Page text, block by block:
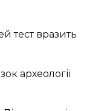
тест вразить
археології